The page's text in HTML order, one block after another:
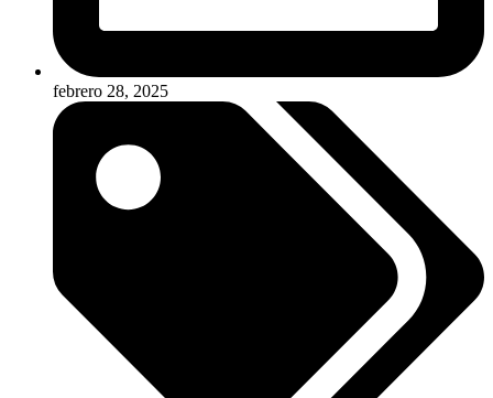
febrero 28, 2025